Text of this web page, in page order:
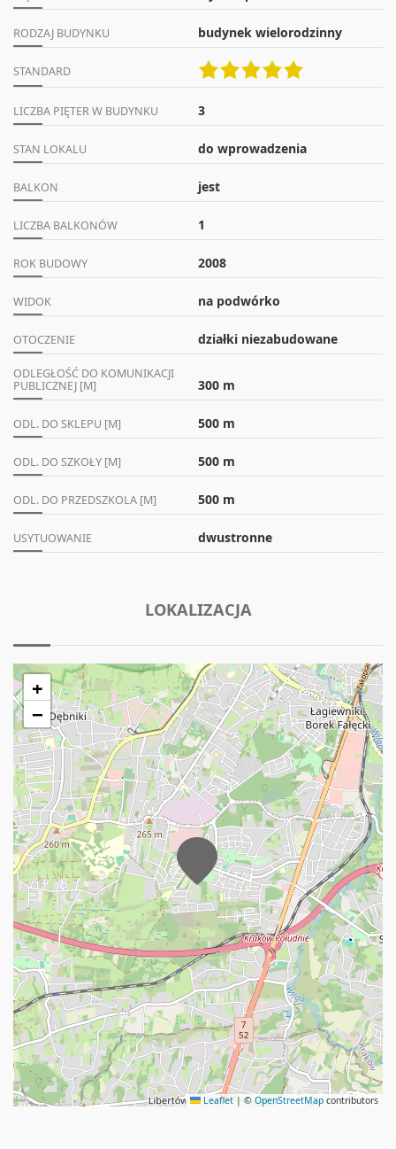
RODZAJ BUDYNKU budynek wielorodzinny
STANDARD
LICZBA PIĘTER W BUDYNKU 3
STAN LOKALU do wprowadzenia
BALKON jest
LICZBA BALKONÓW 1
ROK BUDOWY 2008
WIDOK na podwórko
OTOCZENIE działki niezabudowane
ODLEGŁOŚĆ DO KOMUNIKACJI
PUBLICZNEJ [M]
300 m
ODL. DO SKLEPU [M] 500 m
ODL. DO SZKOŁY [M] 500 m
ODL. DO PRZEDSZKOLA [M] 500 m
USYTUOWANIE dwustronne
LOKALIZACJA
+
−
Leaflet | © OpenStreetMap contributors